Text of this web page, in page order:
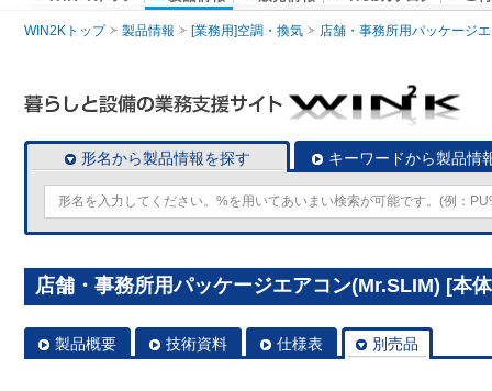
WIN2Kトップ 製品情報 [業務用]空調・換気 店舗・事務所用パッケージ
形名から製品情報を探す キーワードから製品情
店舗・事務所用パッケージエアコン(Mr.SLIM) [本
製品概要 技術資料 仕様表 別売品